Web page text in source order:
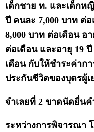
เด็กชาย ท. และเด็กห
ปี คนละ 7,000 บาท ต่อ
8,000 บาท ต่อเดือน อ
ต่อเดือน และอายุ 19 ปี
เดือน กับให้ชำระค่าก
ประกันชีวิตของบุตรผู้
จำเลยที่ 2 ขาดนัดยื่นค
ระหว่างการพิจารณา